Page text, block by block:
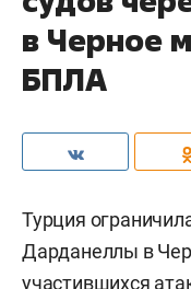
в Черное
БПЛА
Турция
Дарданеллы в
участившихся